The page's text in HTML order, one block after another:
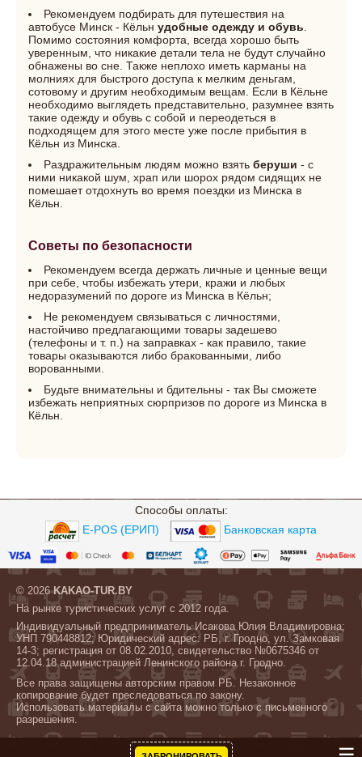
Рекомендуем подбирать для путешествия на
автобусе Минск - Кёльн удобные одежду и обувь
Помимо состояния комфорта, всегда хорошо быть
уверенным, что никакие детали тела не будут случайно
обнажены во сне. Также неплохо иметь карманы на
молниях для быстрого доступа к мелким деньгам,
сотовому и другим необходимым вещам. Если в Кёльне
необходимо выглядеть представительно, разумнее взять
такие одежду и обувь с собой и переодеться в
подходящем для этого месте уже после прибытия в
Кёльн из Минска.
Раздражительным людям можно взять беруши - с
ними никакой шум, храп или шорох рядом сидящих не
помешает отдохнуть во время поездки из Минска в
Кёльн.
Советы по безопасности
Рекомендуем всегда держать личные и ценные вещи
при себе, чтобы избежать утери, кражи и любых
недоразумений по дороге из Минска в Кёльн;
Не рекомендуем связываться с личностями,
настойчиво предлагающими товары задешево
(телефоны и т. п.) на заправках - как правило, такие
товары оказываются либо бракованными, либо
ворованными.
Будьте внимательны и бдительны - так Вы сможете
избежать неприятных сюрпризов по дороге из Минска в
Кёльн.
Способы оплаты:
E-POS (ЕРИП)
Банковская карта
© 2026KAKAO-TUR.BY
На рынке туристических услуг с 2012 года.
Индивидуальный предприниматель Исакова Юлия Владимировна;
УНП 790448812; Юридический адрес: РБ, г. Гродно, ул. Замковая
14-3; регистрация от 08.02.2010, свидетельство №0675346 от
12.04.18 администрацией Ленинского района г. Гродно.
Все права защищены авторским правом РБ. Незаконное
копирование будет преследоваться по закону.
Использовать материалы с сайта можно только с письменного
разрешения.